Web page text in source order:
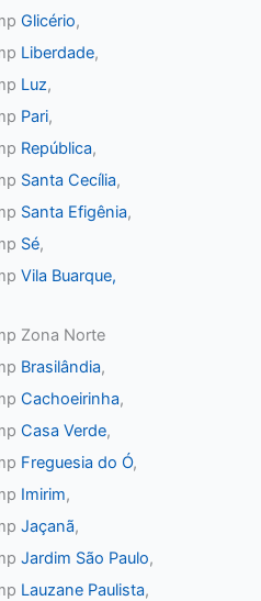
Glicério,
Liberdade,
Luz,
Pari,
República,
Santa Cecília,
Santa Efigênia,
Sé,
Vila Buarque,
Zona Norte
Brasilândia,
Cachoeirinha,
Casa Verde,
Freguesia do Ó,
Imirim,
Jaçanã,
Jardim São Paulo,
Lauzane Paulista,